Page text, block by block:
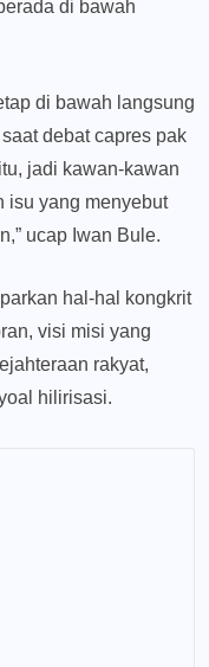
di bawah
di bawah langsung
debat capres pak
jadi kawan-kawan
isu yang menyebut
ucap Iwan Bule.
hal-hal kongkrit
visi misi yang
rakyat,
hilirisasi.